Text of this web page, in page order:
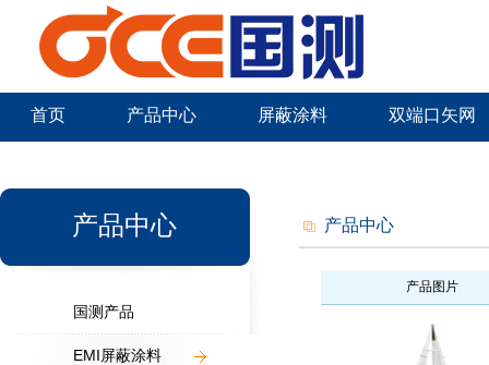
首页 产品中心 屏蔽涂料 双端口矢网
产品中心
国测产品
EMI屏蔽涂料
产品中心
产品图片